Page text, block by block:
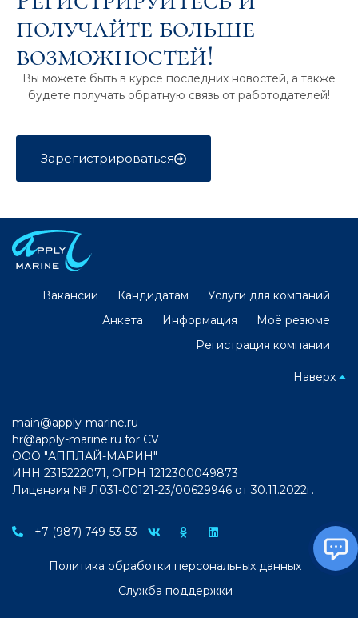
получайте больше
возможностей!
Вы можете быть в курсе последних новостей, а также
будете получать обратную связь от работодателей!
Зарегистрироваться
Вакансии Кандидатам
Услуги для компаний
Анкета
Информация
Моё резюме
Регистрация компании
Наверх
main@apply-marine.ru
hr@apply-marine.ru for CV
ООО "АППЛАЙ-МАРИН"
ИНН 2315222071, ОГРН 1212300049873
Лицензия № Л031-00121-23/00629946 от 30.11.2022г.
+7 (987) 749-53-53
Политика обработки персональных данных
Служба поддержки